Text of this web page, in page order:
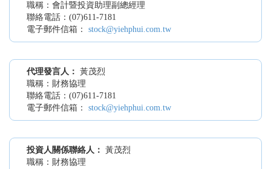
職稱：會計暨投資助理副總經理
聯絡電話：(07)611-7181
電子郵件信箱：
stock@yiehphui.com.tw
代理發言人： 黃茂烈
職稱：財務協理
聯絡電話：(07)611-7181
電子郵件信箱：
stock@yiehphui.com.tw
投資人關係聯絡人： 黃茂烈
職稱：財務協理